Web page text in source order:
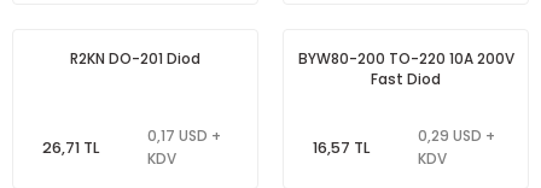
R2KN DO-201 Diod
26,71 TL
0,17 USD +
KDV
BYW80-200 TO-220 10A 200V
Fast Diod
16,57 TL
0,29 USD +
KDV